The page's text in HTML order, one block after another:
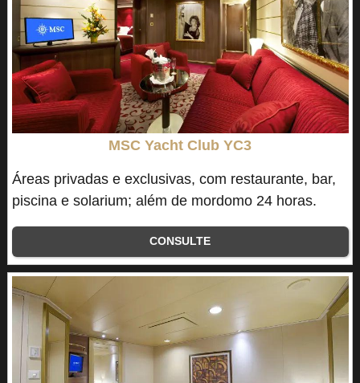
MSC Yacht Club YC3
Áreas privadas e exclusivas, com restaurante, bar,
piscina e solarium; além de mordomo 24 horas.
CONSULTE